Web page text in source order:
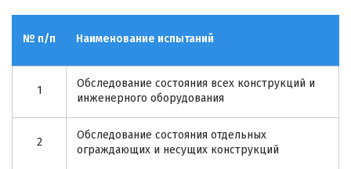
№ п/п Наименование испытаний
1
Обследование состояния всех конструкций и
инженерного оборудования
2
Обследование состояния отдельных
ограждающих и несущих конструкций